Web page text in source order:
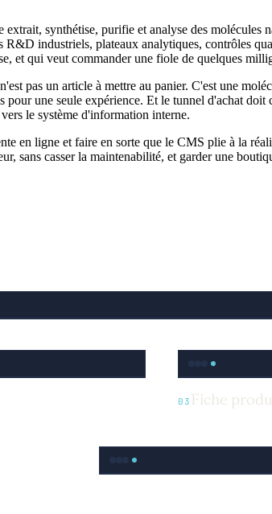
synthétise, purifie et analyse des molécules
industriels, plateaux analytiques, contrôles
et qui veut commander une fiole de quelques
pas un article à mettre au panier. C'est une
une seule expérience. Et le tunnel d'achat
le système d'information interne.
en ligne et faire en sorte que le CMS plie à la
sans casser la maintenabilité, et garder une
03 Fiche